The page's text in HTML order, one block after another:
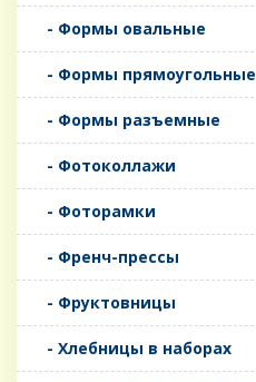
- Формы овальные
- Формы прямоугольные
- Формы разъемные
- Фотоколлажи
- Фоторамки
- Френч-прессы
- Фруктовницы
- Хлебницы в наборах